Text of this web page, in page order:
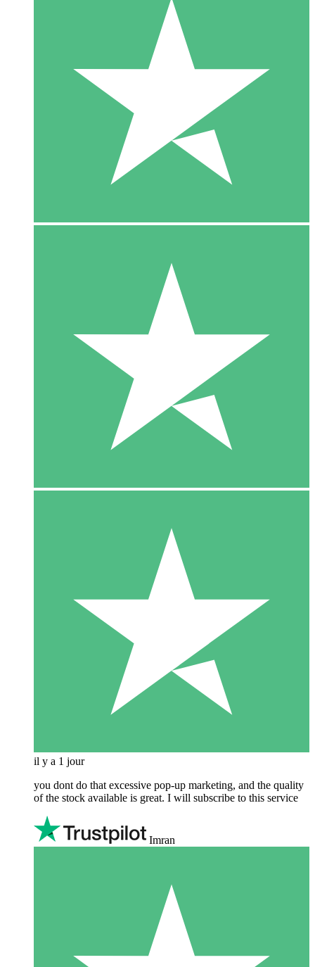
il y a 1 jour
you dont do that excessive pop-up marketing, and the quality
of the stock available is great. I will subscribe to this service
Imran